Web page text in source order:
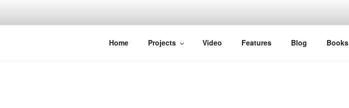
STRAYDOK
Home Projects Video Features Blog Books